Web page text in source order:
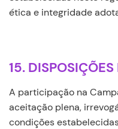
ética e integridade
15.
A participação na
aceitação plena,
condições